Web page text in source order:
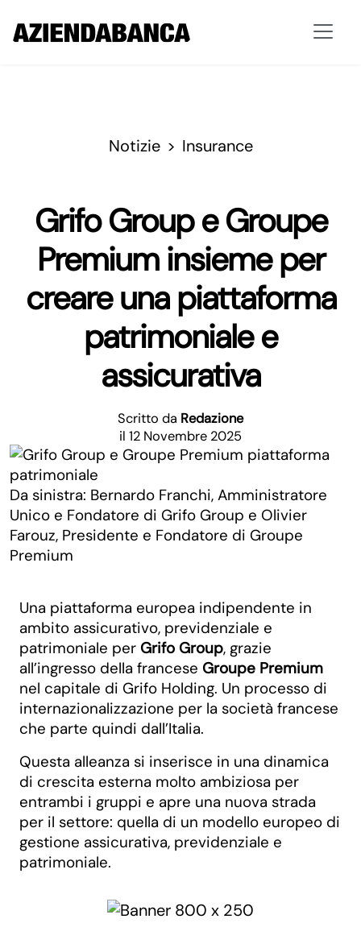
Notizie Insurance
Grifo Group e Groupe
Premium insieme per
creare una piattaforma
patrimoniale e
assicurativa
Scritto da Redazione
il 12 Novembre 2025
Da sinistra: Bernardo Franchi, Amministratore
Unico e Fondatore di Grifo Group e Olivier
Farouz, Presidente e Fondatore di Groupe
Premium
Una piattaforma europea indipendente in
ambito assicurativo, previdenziale e
patrimoniale per Grifo Group, grazie
all’ingresso della francese Groupe Premium
nel capitale di Grifo Holding. Un processo di
internazionalizzazione per la società francese
che parte quindi dall’Italia.
Questa alleanza si inserisce in una dinamica
di crescita esterna molto ambiziosa per
entrambi i gruppi e apre una nuova strada
per il settore: quella di un modello europeo di
gestione assicurativa, previdenziale e
patrimoniale.